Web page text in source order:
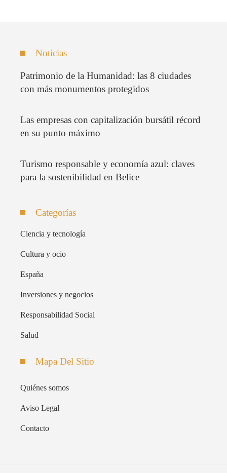
Noticias
Patrimonio de la Humanidad: las 8 ciudades
con más monumentos protegidos
Las empresas con capitalización bursátil récord
en su punto máximo
Turismo responsable y economía azul: claves
para la sostenibilidad en Belice
Categorías
Ciencia y tecnología
Cultura y ocio
España
Inversiones y negocios
Responsabilidad Social
Salud
Mapa Del Sitio
Quiénes somos
Aviso Legal
Contacto